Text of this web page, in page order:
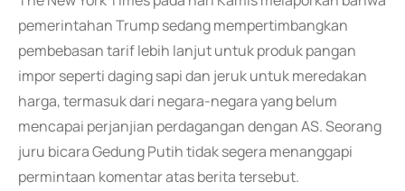
pemerintahan Trump sedang mempertimbangkan
pembebasan tarif lebih lanjut untuk produk pangan
impor seperti daging sapi dan jeruk untuk meredakan
harga, termasuk dari negara-negara yang belum
mencapai perjanjian perdagangan dengan AS. Seorang
juru bicara Gedung Putih tidak segera menanggapi
permintaan komentar atas berita tersebut.